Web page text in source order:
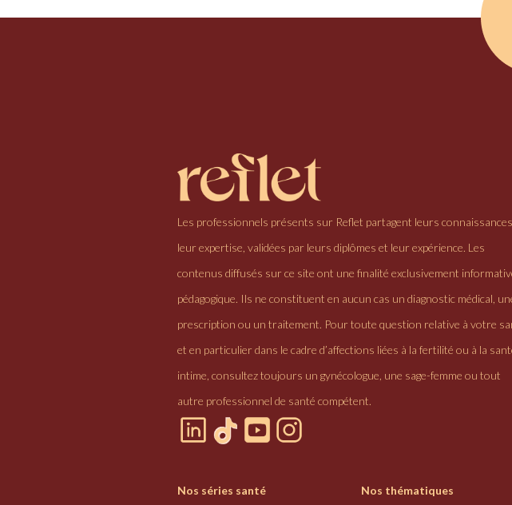
Les professionnels présents sur Reflet partagent leurs
leur expertise, validées par leurs diplômes et leur expérience. Les
contenus diffusés sur ce site ont une finalité exclusivement
pédagogique. Ils ne constituent en aucun cas un diagnostic médical,
prescription ou un traitement. Pour toute question relative à votre
et en particulier dans le cadre d’affections liées à la fertilité ou à la
intime, consultez toujours un gynécologue, une sage-femme ou tout
autre professionnel de santé compétent.
Nos séries santé Nos thématiques